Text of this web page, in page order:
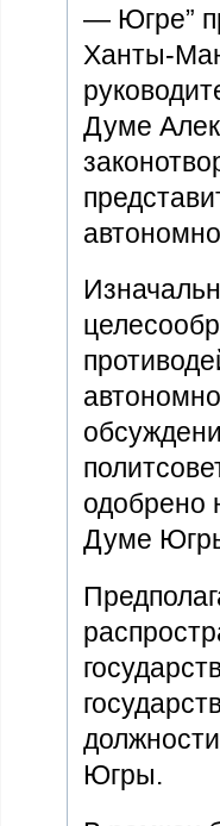
— Югре”
Ханты-
Думе
одобрено
Думе
Югры.